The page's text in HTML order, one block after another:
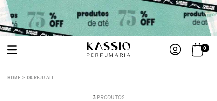
0
DR.REJU-ALL
3 PRODUTOS